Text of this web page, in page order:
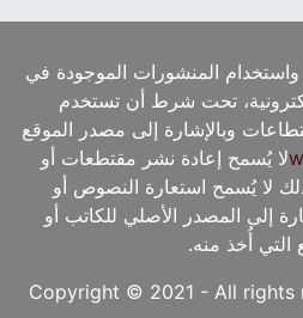
المنشورات الموجودة في
تحت شرط أن تستخدم
وبالإشارة إلى مصدر الموقع
يُسمح إعادة نشر مقتطعات أو
يُسمح استعارة النصوص أو
إلى المصدر الأصلي للكاتب أو
أُخذ منه.